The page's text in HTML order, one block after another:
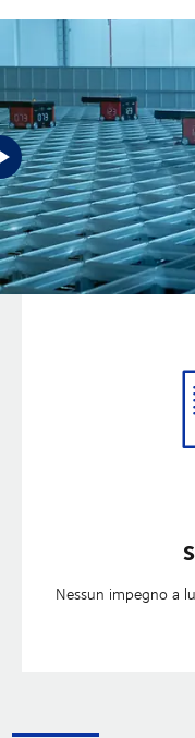
I vantaggi
Nessun impegno a